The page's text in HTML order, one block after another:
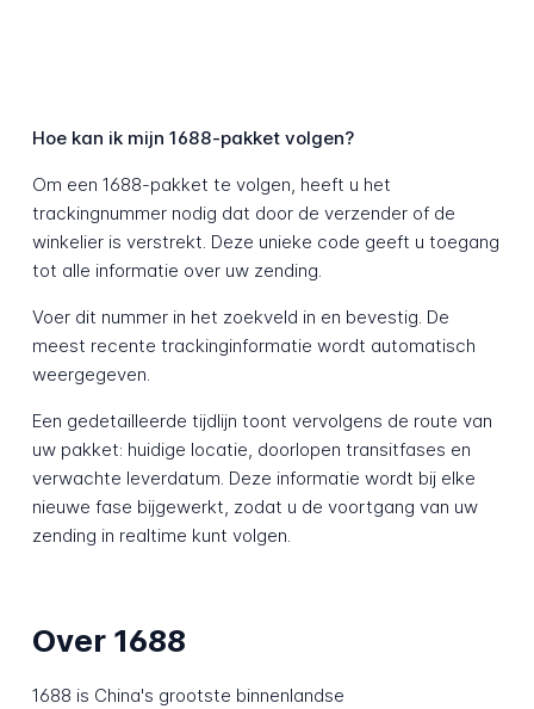
Hoe kan ik mijn 1688-pakket volgen?
Om een 1688-pakket te volgen, heeft u het
trackingnummer nodig dat door de verzender of de
winkelier is verstrekt. Deze unieke code geeft u toegang
tot alle informatie over uw zending.
Voer dit nummer in het zoekveld in en bevestig. De
meest recente trackinginformatie wordt automatisch
weergegeven.
Een gedetailleerde tijdlijn toont vervolgens de route van
uw pakket: huidige locatie, doorlopen transitfases en
verwachte leverdatum. Deze informatie wordt bij elke
nieuwe fase bijgewerkt, zodat u de voortgang van uw
zending in realtime kunt volgen.
Over 1688
1688 is China's grootste binnenlandse